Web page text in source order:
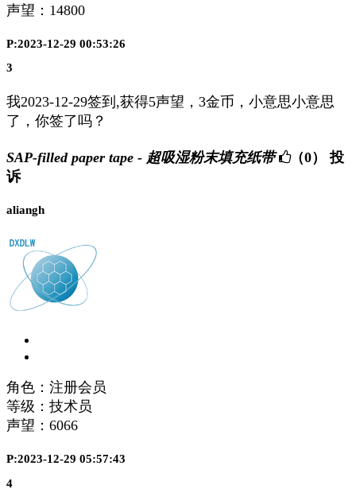
声望： 14800
P:2023-12-29 00:53:26
3
我2023-12-29签到,获得5声望，3金币，小意思小意思
了，你签了吗？
SAP-filled paper tape - 超吸湿粉末填充纸带 （0）
投
诉
aliangh
角色：注册会员
等级：技术员
声望： 6066
P:2023-12-29 05:57:43
4